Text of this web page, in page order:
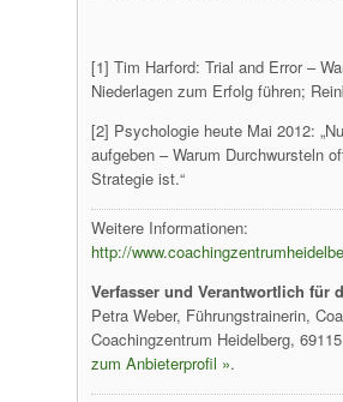
[1] Tim Harford: Trial and Error –
Niederlagen zum Erfolg führen;
[2] Psychologie heute Mai 2012:
aufgeben – Warum Durchwursteln
Strategie ist.“
Weitere Informationen:
http://
Verfasser und Verantwortlich für
Petra Weber, Führungstrainerin,
Coachingzentrum Heidelberg,
zum Anbieterprofil ».